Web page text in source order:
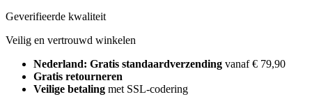
Geverifieerde kwaliteit
Veilig en vertrouwd winkelen
Nederland: Gratis standaardverzending vanaf € 79,90
Gratis retourneren
Veilige betaling met SSL-codering